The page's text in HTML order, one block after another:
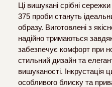
Ці вишукані срібні
375 проби стануть
образу. Виготовлені з
надійно тримаються
забезпечує комфорт при
стильний дизайн та
вишуканості. Інкрустація
особливого блиску та